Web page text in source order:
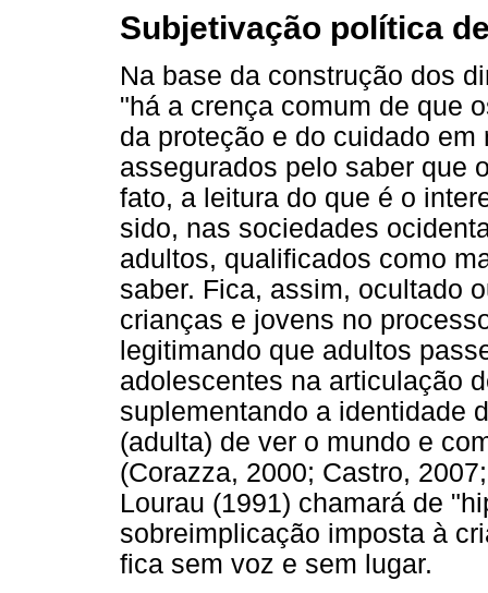
Subjetivação política
Na base da construção dos
"há a crença comum de que
da proteção e do cuidado
assegurados pelo saber que
fato, a leitura do que é o
sido, nas sociedades
adultos, qualificados como
saber. Fica, assim, ocultado
crianças e jovens no
legitimando que adultos
adolescentes na articulação
suplementando a identidade
(adulta) de ver o mundo e
(Corazza, 2000; Castro,
Lourau (1991) chamará de
sobreimplicação imposta à
fica sem voz e sem lugar.